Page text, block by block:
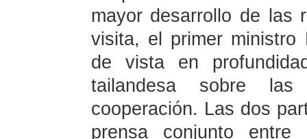
mayor desarrollo de las
visita, el primer ministro
de vista en
tailandesa sobre
cooperación. Las dos
prensa conjunto